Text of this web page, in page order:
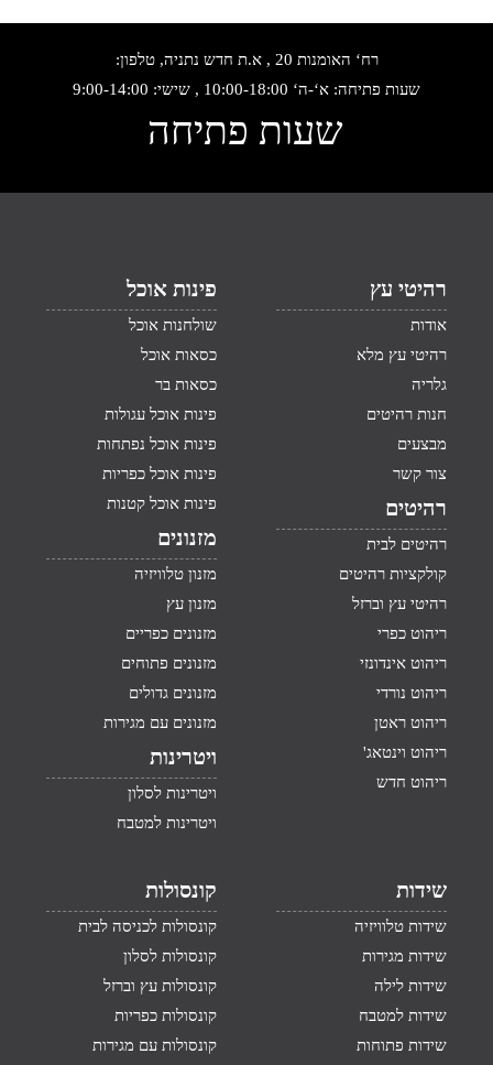
רח‘ האומנות 20 , א.ת חדש נתניה, טלפון:
שעות פתיחה: א‘-ה‘ 10:00-18:00 , שישי: 9:00-14:00
שעות פתיחה
רהיטי עץ
אודות
רהיטי עץ מלא
גלריה
חנות רהיטים
מבצעים
צור קשר
רהיטים
רהיטים לבית
קולקציות רהיטים
רהיטי עץ וברזל
ריהוט כפרי
ריהוט אינדונזי
ריהוט נורדי
ריהוט ראטן
ריהוט וינטאג'
ריהוט חדש
פינות אוכל
שולחנות אוכל
כסאות אוכל
כסאות בר
פינות אוכל עגולות
פינות אוכל נפתחות
פינות אוכל כפריות
פינות אוכל קטנות
מזנונים
מזנון טלוויזיה
מזנון עץ
מזנונים כפריים
מזנונים פתוחים
מזנונים גדולים
מזנונים עם מגירות
ויטרינות
ויטרינות לסלון
ויטרינות למטבח
שידות
שידות טלוויזיה
שידות מגירות
שידות לילה
שידות למטבח
שידות פתוחות
קונסולות
קונסולות לכניסה לבית
קונסולות לסלון
קונסולות עץ וברזל
קונסולות כפריות
קונסולות עם מגירות